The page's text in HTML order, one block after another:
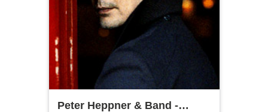
Peter Heppner & Band -